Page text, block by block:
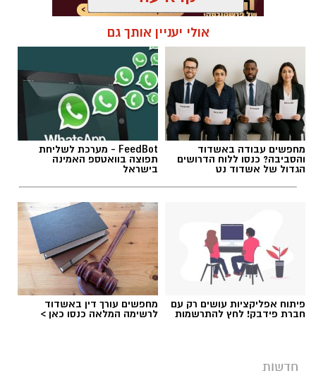
מחלף אשדוד, כביש 4 , עבודות תחזוקה
עבודות בכביש
אולי יעניין אותך גם
מחפשים עבודה באשדוד
והסביבה? כנסו ללוח הדרושים
הגדול של אשדוד נט
FeedBot - מערכת לשליחת
תפוצה בוואטספ האמינה
בישראל
פיתוח אפליקציות עושים רק עם
חברת פידבק! לחץ להתרשמות
מחפשים עורך דין באשדוד
לרשימה המלאה כנסו כאן >
חדשות